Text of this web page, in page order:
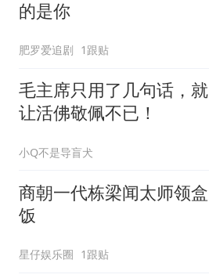
的是你
肥罗爱追剧 1跟贴
毛主席只用了几句话，就
让活佛敬佩不已！
小Q不是导盲犬
商朝一代栋梁闻太师领盒
饭
星仔娱乐圈 1跟贴